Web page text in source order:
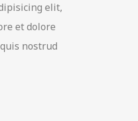
elit,
et dolore
nostrud